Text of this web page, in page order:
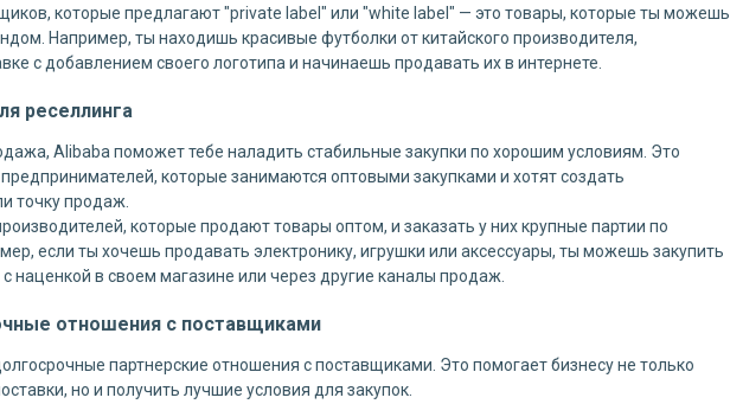
которые предлагают "private label" или "white label" — это товары, которые ты можешь
Например, ты находишь красивые футболки от китайского производителя,
с добавлением своего логотипа и начинаешь продавать их в интернете.
реселлинга
Alibaba поможет тебе наладить стабильные закупки по хорошим условиям. Это
которые занимаются оптовыми закупками и хотят создать
точку продаж.
которые продают товары оптом, и заказать у них крупные партии по
если ты хочешь продавать электронику, игрушки или аксессуары, ты можешь закупить
наценкой в своем магазине или через другие каналы продаж.
отношения с поставщиками
партнерские отношения с поставщиками. Это помогает бизнесу не только
но и получить лучшие условия для закупок.